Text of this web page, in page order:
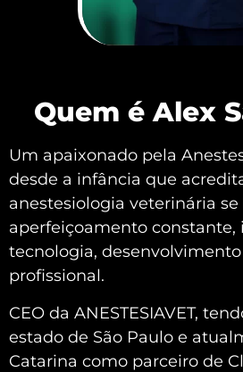
Quem é Alex
Um apaixonado pela
desde a infância que
anestesiologia veterinária se
aperfeiçoamento
tecnologia, desenvolvimento
profissional.
CEO da ANESTESIAVET,
estado de São Paulo e
Catarina como parceiro de